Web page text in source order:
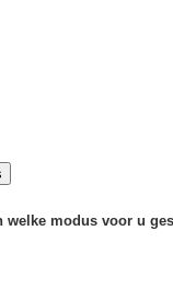
welke modus voor u